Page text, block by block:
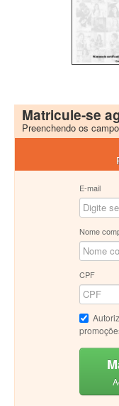
Matricule-se
Preenchendo os
E-mail
Nome
CPF